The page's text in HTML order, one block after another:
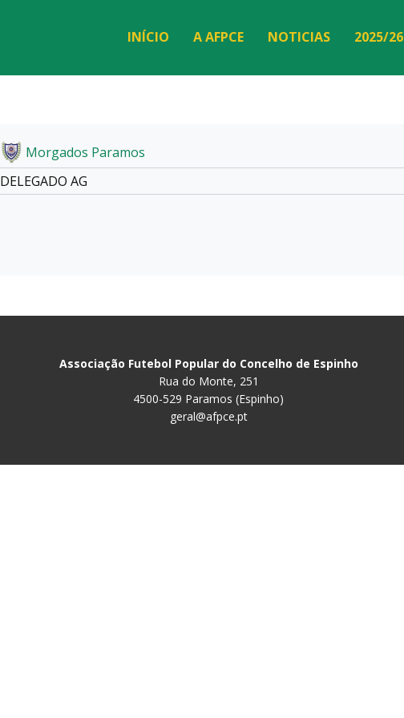
INÍCIO A AFPCE NOTICIAS 2025/26
Morgados Paramos
DELEGADO AG
Associação Futebol Popular do Concelho de Espinho
Rua do Monte, 251
4500-529 Paramos (Espinho)
geral@afpce.pt